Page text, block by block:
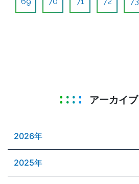
アーカイブ
2026年
2025年